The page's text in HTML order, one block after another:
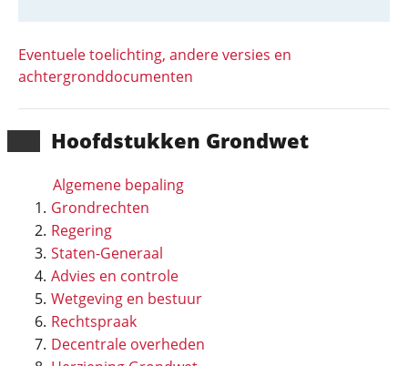
Hoofd­stukken Grondwet
Algemene bepaling
Grondrechten
Regering
Staten-Generaal
Advies en controle
Wetgeving en bestuur
Rechtspraak
Decentrale overheden
Eventuele toelichting, andere versies en
achtergronddocumenten